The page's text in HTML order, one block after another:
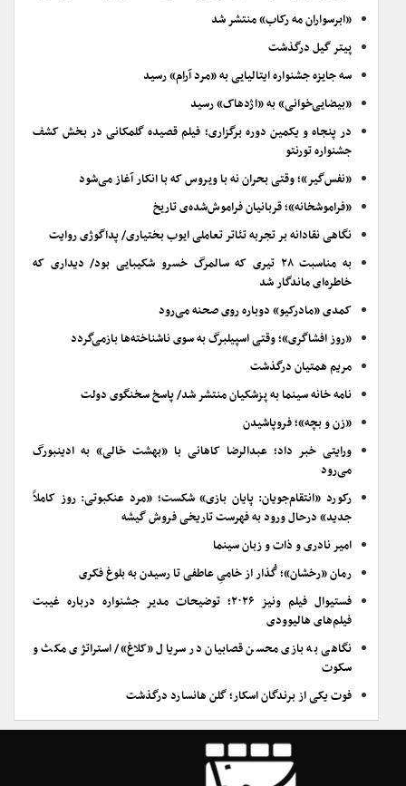
«ابرسواران مه رکاب» منتشر شد
پیتر گیل درگذشت
سه جایزه جشنواره ایتالیایی به «مرد آرام» رسید
«بیضایی‌خوانی» به «اژدهاک» رسید
در پنجاه و یکمین دوره برگزاری؛ فیلم قصیده گلمکانی در بخش کشف
جشنواره تورنتو
«نفس‌گیر»؛ وقتی بحران نه با ویروس که با انکار آغاز می‌شود
«فراموشخانه»؛ قربانیان فراموش‌شده‌ی تاریخ
نگاهی نقادانه بر تجربه تئاتر تعاملی ایوب بختیاری/ پداگوژی روایت
به مناسبت ۲۸ تیری که سالمرگ خسرو شکیبایی بود/ دیداری که
خاطره‌ای ماندگار شد
کمدی «مادرکیو» دوباره روی صحنه می‌رود
«روز افشاگری»؛ وقتی اسپیلبرگ به سوی ناشناخته‌ها بازمی‌گردد
مریم همتیان درگذشت
نامه خانه سینما به پزشکیان منتشر شد/ پاسخ سخنگوی دولت
«زن و بچه»؛ فروپاشیدن
ورایتی خبر داد؛ عبدالرضا کاهانی با «بهشت خالی» به ادینبورگ
می‌رود
رکورد «انتقام‌جویان: پایان بازی» شکست؛ «مرد عنکبوتی: روز کاملاً
جدید» درحال ورود به فهرست تاریخی فروش گیشه
امیر نادری و ذات و زبان سینما
رمان «رخشان»؛ گُذار از خامیِ عاطفی تا رسیدن به بلوغ فکری
فستیوال فیلم ونیز ۲۰۲۶؛ توضیحات مدیر جشنواره درباره غیبت
فیلم‌های هالیوودی
نگاهی به بازی محسن قصابیان در سریال «کلاغ»/ استراتژی مکث و
سکوت
فوت یکی از برندگان اسکار؛ گلن هانسارد درگذشت